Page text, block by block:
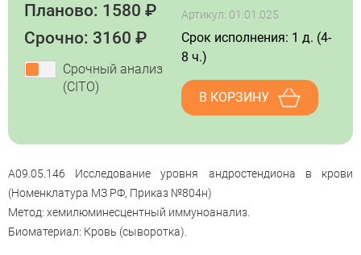
Планово: 1580 ₽
Срочно: 3160 ₽
Срочный анализ
(CITO)
Артикул: 01.01.025
Срок исполнения: 1 д. (4-
8 ч.)
В КОРЗИНУ
A09.05.146 Исследование уровня андростендиона в крови
(Номенклатура МЗ РФ, Приказ №804н)
Метод: хемилюминесцентный иммуноанализ.
Биоматериал: Кровь (сыворотка).